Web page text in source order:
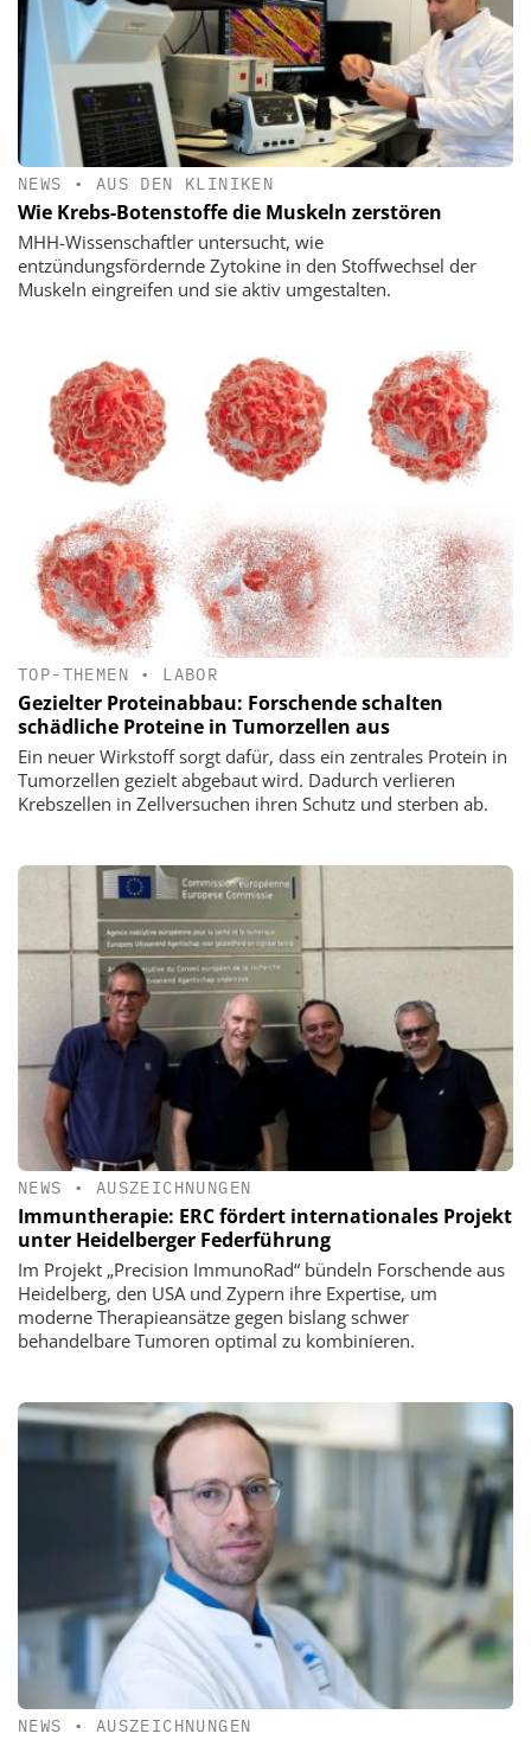
NEWS • AUS DEN KLINIKEN
Wie Krebs-Botenstoffe die Muskeln zerstören
MHH-Wissenschaftler untersucht, wie
entzündungsfördernde Zytokine in den Stoffwechsel der
Muskeln eingreifen und sie aktiv umgestalten.
TOP-THEMEN • LABOR
Gezielter Proteinabbau: Forschende schalten
schädliche Proteine in Tumorzellen aus
Ein neuer Wirkstoff sorgt dafür, dass ein zentrales Protein in
Tumorzellen gezielt abgebaut wird. Dadurch verlieren
Krebszellen in Zellversuchen ihren Schutz und sterben ab.
NEWS • AUSZEICHNUNGEN
Immuntherapie: ERC fördert internationales Projekt
unter Heidelberger Federführung
Im Projekt „Precision ImmunoRad“ bündeln Forschende aus
Heidelberg, den USA und Zypern ihre Expertise, um
moderne Therapieansätze gegen bislang schwer
behandelbare Tumoren optimal zu kombinieren.
NEWS • AUSZEICHNUNGEN